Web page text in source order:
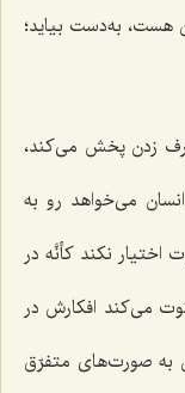
هست، به‌دست بیاید؛
زدن پخش می‌کند،
می‌خواهد رو به
نکند کأنَّه در
می‌کند افکارش در
به صورت‌های متفرّق